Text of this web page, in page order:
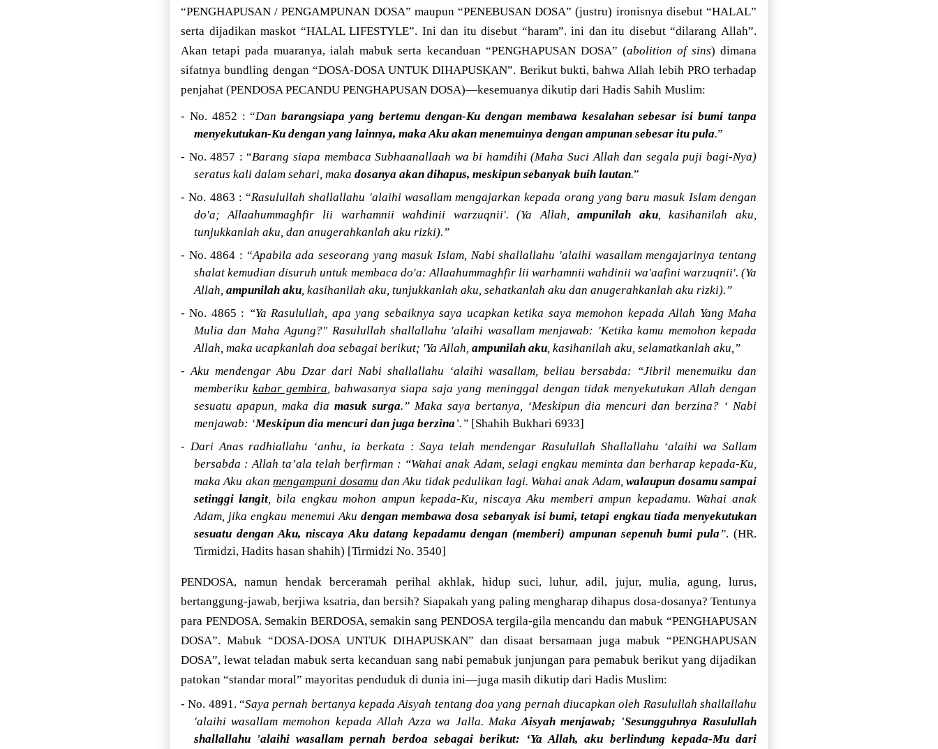
“PENGHAPUSAN / PENGAMPUNAN DOSA” maupun “PENEBUSAN DOSA” (justru) ironisnya disebut “HALAL”
serta dijadikan maskot “HALAL LIFESTYLE”. Ini dan itu disebut “haram”. ini dan itu disebut “dilarang Allah”.
Akan tetapi pada muaranya, ialah mabuk serta kecanduan “PENGHAPUSAN DOSA” (abolition of sins) dimana
sifatnya bundling dengan “DOSA-DOSA UNTUK DIHAPUSKAN”. Berikut bukti, bahwa Allah lebih PRO terhadap
penjahat (PENDOSA PECANDU PENGHAPUSAN DOSA)—kesemuanya dikutip dari Hadis Sahih Muslim:
- No. 4852 : “Danbarangsiapa yang bertemu dengan-Ku dengan membawa kesalahan sebesar isi bumi tanpa
menyekutukan-Ku dengan yang lainnya, maka Aku akan menemuinya dengan ampunan sebesar itu pula.”
- No. 4857 : “Barang siapa membaca Subhaanallaah wa bi hamdihi (Maha Suci Allah dan segala puji bagi-Nya)
seratus kali dalam sehari, maka dosanya akan dihapus, meskipun sebanyak buih lautan.”
- No. 4863 : “Rasulullah shallallahu 'alaihi wasallam mengajarkan kepada orang yang baru masuk Islam dengan
do'a; Allaahummaghfir lii warhamnii wahdinii warzuqnii'. (Ya Allah,ampunilah aku, kasihanilah aku,
tunjukkanlah aku, dan anugerahkanlah aku rizki).”
- No. 4864 : “Apabila ada seseorang yang masuk Islam, Nabi shallallahu 'alaihi wasallam mengajarinya tentang
shalat kemudian disuruh untuk membaca do'a: Allaahummaghfir lii warhamnii wahdinii wa'aafini warzuqnii'. (Ya
Allah, ampunilah aku, kasihanilah aku, tunjukkanlah aku, sehatkanlah aku dan anugerahkanlah aku rizki).”
- No. 4865 : “Ya Rasulullah, apa yang sebaiknya saya ucapkan ketika saya memohon kepada Allah Yang Maha
Mulia dan Maha Agung?" Rasulullah shallallahu 'alaihi wasallam menjawab: 'Ketika kamu memohon kepada
Allah, maka ucapkanlah doa sebagai berikut; 'Ya Allah, ampunilah aku, kasihanilah aku, selamatkanlah aku,”
- Aku mendengar Abu Dzar dari Nabi shallallahu ‘alaihi wasallam, beliau bersabda: “Jibril menemuiku dan
memberikukabar gembira, bahwasanya siapa saja yang meninggal dengan tidak menyekutukan Allah dengan
sesuatu apapun, maka dia masuk surga.” Maka saya bertanya, ‘Meskipun dia mencuri dan berzina? ‘ Nabi
menjawab: ‘Meskipun dia mencuri dan juga berzina’.” [Shahih Bukhari 6933]
- Dari Anas radhiallahu ‘anhu, ia berkata : Saya telah mendengar Rasulullah Shallallahu ‘alaihi wa Sallam
bersabda : Allah ta’ala telah berfirman : “Wahai anak Adam, selagi engkau meminta dan berharap kepada-Ku,
maka Aku akanmengampuni dosamu dan Aku tidak pedulikan lagi. Wahai anak Adam,walaupun dosamu sampai
setinggi langit, bila engkau mohon ampun kepada-Ku, niscaya Aku memberi ampun kepadamu. Wahai anak
Adam, jika engkau menemui Akudengan membawa dosa sebanyak isi bumi, tetapi engkau tiada menyekutukan
sesuatu dengan Aku, niscaya Aku datang kepadamu dengan (memberi) ampunan sepenuh bumi pula”. (HR.
Tirmidzi, Hadits hasan shahih) [Tirmidzi No. 3540]
PENDOSA, namun hendak berceramah perihal akhlak, hidup suci, luhur, adil, jujur, mulia, agung, lurus,
bertanggung-jawab, berjiwa ksatria, dan bersih? Siapakah yang paling mengharap dihapus dosa-dosanya? Tentunya
para PENDOSA. Semakin BERDOSA, semakin sang PENDOSA tergila-gila mencandu dan mabuk “PENGHAPUSAN
DOSA”. Mabuk “DOSA-DOSA UNTUK DIHAPUSKAN” dan disaat bersamaan juga mabuk “PENGHAPUSAN
DOSA”, lewat teladan mabuk serta kecanduan sang nabi pemabuk junjungan para pemabuk berikut yang dijadikan
patokan “standar moral” mayoritas penduduk di dunia ini—juga masih dikutip dari Hadis Muslim:
- No. 4891. “Saya pernah bertanya kepada Aisyah tentang doa yang pernah diucapkan oleh Rasulullah shallallahu
'alaihi wasallam memohon kepada Allah Azza wa Jalla. MakaAisyah menjawab; 'Sesungguhnya Rasulullah
shallallahu 'alaihi wasallam pernah berdoa sebagai berikut: ‘Ya Allah, aku berlindung kepada-Mu dari